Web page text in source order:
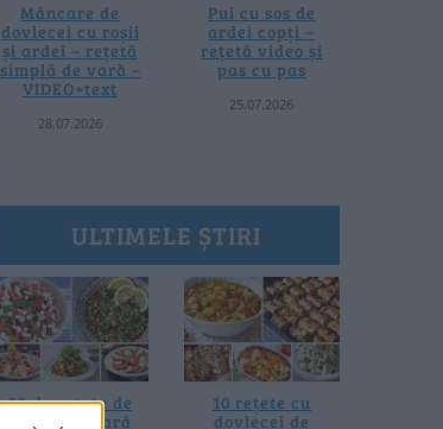
Mâncare de
dovlecei cu roșii
și ardei – rețetă
simplă de vară –
VIDEO+text
28.07.2026
Pui cu sos de
ardei copți –
rețetă video și
pas cu pas
25.07.2026
ULTIMELE ȘTIRI
20 de rețete de
salate de vară
10 rețete cu
dovlecei de